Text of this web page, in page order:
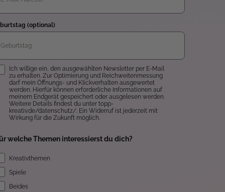
(optional)
Ich willige ein, den ausgewählten Newsletter per E-Mail
zu erhalten. Zur Optimierung und Reichweitenmessung
darf mein Öffnungs- und Klickverhalten ausgewertet
werden. Hierfür können erforderliche Informationen auf
meinem Endgerät gespeichert oder ausgelesen werden.
Weitere Details findest du unter topp-
kreativ.de/datenschutz/. Ein Widerruf ist jederzeit mit
Wirkung für die Zukunft möglich.
welche Themen interessierst du dich?
Kreativthemen
Spiele
Beides